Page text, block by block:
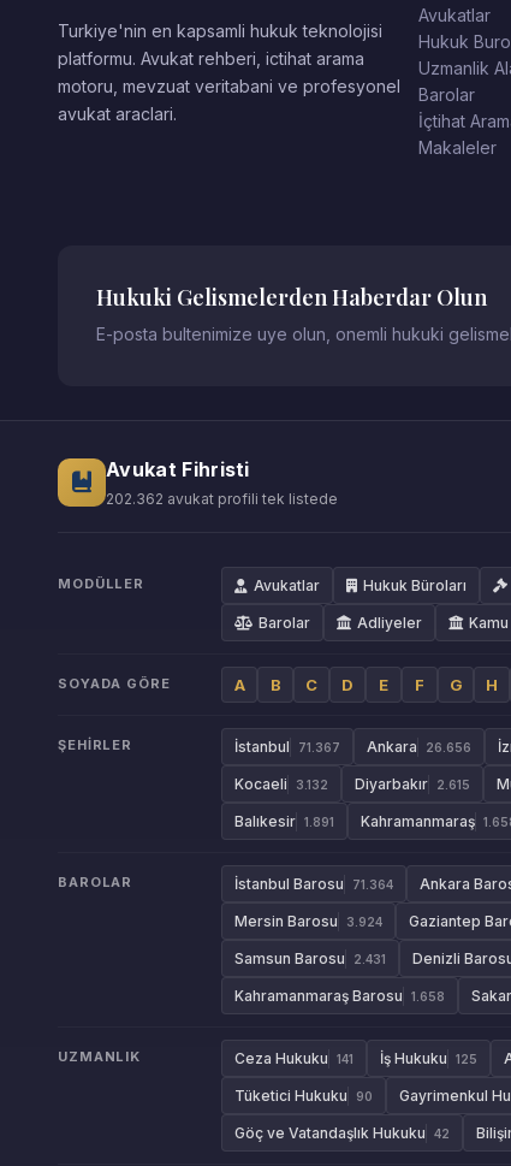
Turkiye'nin en kapsamli hukuk teknolojisi
platformu. Avukat rehberi, ictihat arama
motoru, mevzuat veritabani ve profesyonel
avukat araclari.
Avukatlar
Hukuk
Uzmanlik
Barolar
İçtihat
Makaleler
Hukuki Gelismelerden Haberdar Olun
E-posta bultenimize uye olun, onemli hukuki
Avukat Fihristi
202.362 avukat profili tek listede
MODÜLLER Avukatlar Hukuk Büroları
Barolar Adliyeler Kamu
SOYADA GÖRE A B C D E F G H
ŞEHIRLER İstanbul 71.367 Ankara 26.656
Kocaeli 3.132 Diyarbakır 2.615
Balıkesir 1.891 Kahramanmaraş
BAROLAR İstanbul Barosu 71.364 Ankara
Mersin Barosu 3.924 Gaziantep
Samsun Barosu 2.431 Denizli
Kahramanmaraş Barosu 1.658
UZMANLIK Ceza Hukuku 141 İş Hukuku 125
Tüketici Hukuku 90 Gayrimenkul
Göç ve Vatandaşlık Hukuku 42